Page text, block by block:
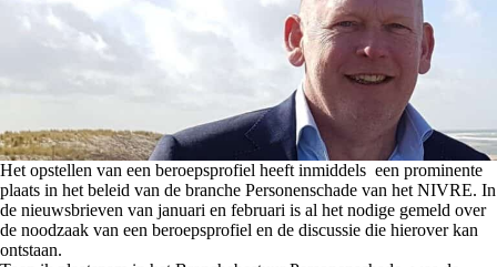
Het opstellen van een beroepsprofiel heeft inmiddels een prominente
plaats in het beleid van de branche Personenschade van het NIVRE. In
de nieuwsbrieven van januari en februari is al het nodige gemeld over
de noodzaak van een beroepsprofiel en de discussie die hierover kan
ontstaan.